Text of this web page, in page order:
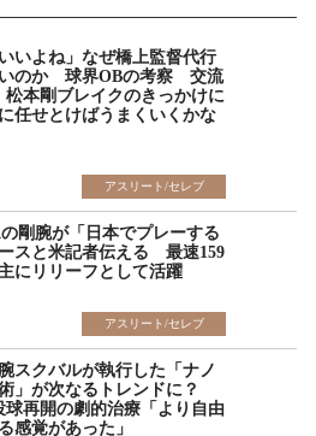
いよね」なぜ橋上監督代行
のか 球界OBの考察 交流
本剛ブレイクのきっかけに
任せとけばうまくいくかな
アスリート/セレブ
剛腕が「日本でプレーする
スと米記者伝える 最速159
にリリーフとして活躍
アスリート/セレブ
スクバルが執行した「ナノ
」が次なるトレンドに？
球再開の劇的治療「より自由
感覚があった」